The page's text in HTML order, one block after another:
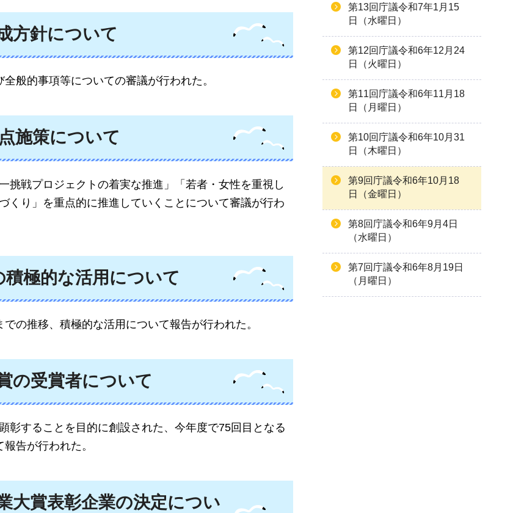
方針について
般的事項等についての審議が行われた。
施策について
挑戦プロジェクトの着実な推進」「若者・女性を重視し
くり」を重点的に推進していくことについて審議が行わ
極的な活用について
の推移、積極的な活用について報告が行われた。
の受賞者について
彰することを目的に創設された、今年度で75回目となる
告が行われた。
大賞表彰企業の決定につい
第13回庁議令和7年1月15
日（水曜日）
第12回庁議令和6年12月24
日（火曜日）
第11回庁議令和6年11月18
日（月曜日）
第10回庁議令和6年10月31
日（木曜日）
第9回庁議令和6年10月18
日（金曜日）
第8回庁議令和6年9月4日
（水曜日）
第7回庁議令和6年8月19日
（月曜日）